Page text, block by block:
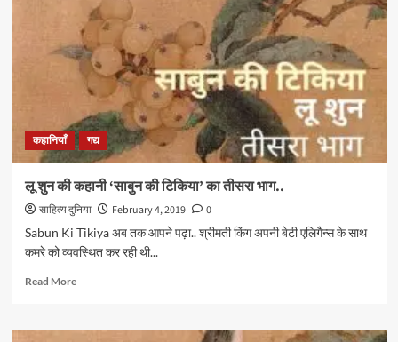
‘साबुन
की
टिकिया’
का
अंतिम
भाग
कहानियाँ गद्य
लू शुन की कहानी ‘साबुन की टिकिया’ का तीसरा भाग..
साहित्य दुनिया February 4, 2019
0
Sabun Ki Tikiya अब तक आपने पढ़ा.. श्रीमती किंग अपनी बेटी एलिगैन्स के साथ
कमरे को व्यवस्थित कर रही थी...
Read MoreRead
लू